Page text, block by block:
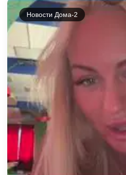
Новости Дома-2